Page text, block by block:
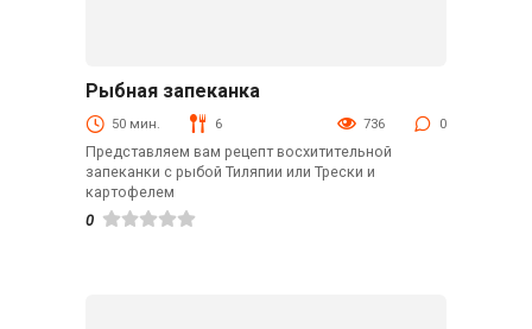
Рыбная запеканка
50 мин. 6 736 0
Представляем вам рецепт восхитительной
запеканки с рыбой Тиляпии или Трески и
картофелем
0